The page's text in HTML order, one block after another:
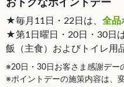
おトクなポイントデー
★毎月11日・22日は、 全品
★第1日曜日・20日・30日
飯（主食）およびトイレ用
※20日・30日お客さま感謝デー
※ポイントデーの施策内容は、